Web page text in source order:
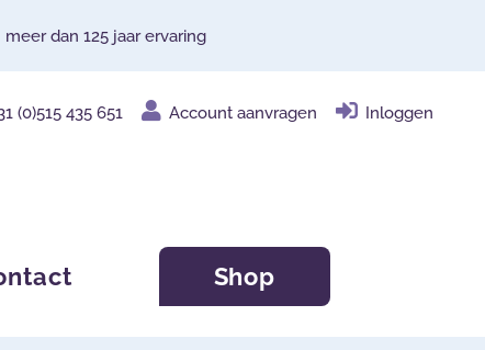
meer dan 125 jaar ervaring
(0)515 435 651 Account aanvragen Inloggen
Shop